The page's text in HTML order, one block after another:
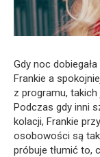
Gdy noc
Frankie a
z programu, takich
Podczas gdy inni
kolacji, Frankie
osobowości są
próbuje tłumić to,